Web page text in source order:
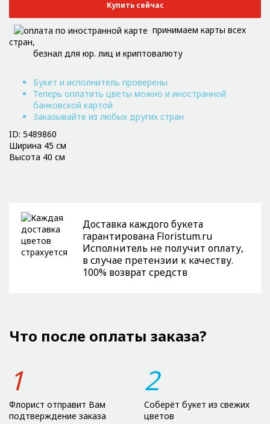
Купить сейчас
принимаем карты всех
стран,
безнал для юр. лиц и криптовалюту
Букет и исполнитель проверены
Теперь оплатить цветы можно и иностранной
банковской картой
Заказывайте из любых других стран
ID: 5489860
Ширина 45 см
Высота 40 см
Доставка каждого букета
гарантирована Floristum.ru
Исполнитель не получит оплату,
в случае претензии к качеству.
100% возврат средств
Что после оплаты заказа?
1
Флорист отправит Вам
подтверждение заказа
2
Соберёт букет из свежих
цветов